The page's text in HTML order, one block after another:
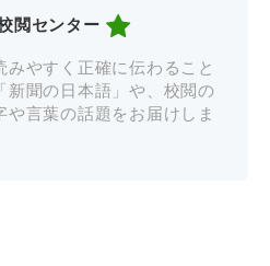
閲センター
みやすく正確に伝わること
新聞の日本語」や、校閲の
や言葉の話題をお届けしま